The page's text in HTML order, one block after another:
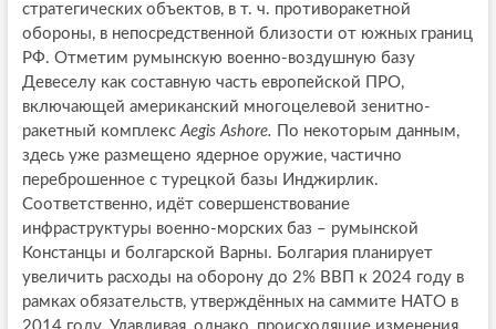
стратегических объектов, в т. ч. противоракетной
обороны, в непосредственной близости от южных границ
РФ. Отметим румынскую военно-воздушную базу
Девеселу как составную часть европейской ПРО,
включающей американский многоцелевой зенитно-
ракетный комплексAegis Ashore.
По некоторым данным,
здесь уже размещено ядерное оружие, частично
переброшенное с турецкой базы Инджирлик.
Соответственно, идёт совершенствование
инфраструктуры военно-морских баз – румынской
Констанцы и болгарской Варны. Болгария планирует
увеличить расходы на оборону до 2% ВВП к 2024 году в
рамках обязательств, утверждённых на саммите НАТО в